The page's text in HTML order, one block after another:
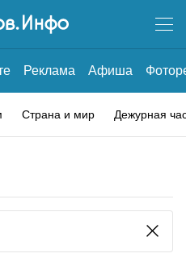
Реклама Афиша
Страна и мир Дежурная